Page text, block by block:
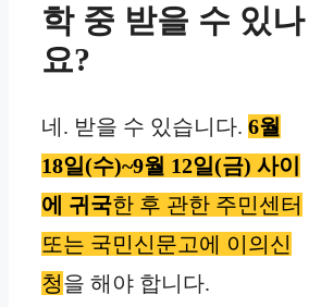
학 중 받을 수 있나
요?
네. 받을 수 있습니다. 6월
18일(수)~9월 12일(금) 사이
에 귀국한 후 관한 주민센터
또는 국민신문고에 이의신
청을 해야 합니다.